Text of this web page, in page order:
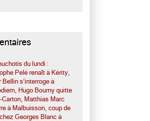
du lundi :
Pelé renaît à Kérity,
Bellin s’interroge à
Hugo Bourny quitte
Carton, Matthias Marc
à Malbuisson, coup de
Georges Blanc à